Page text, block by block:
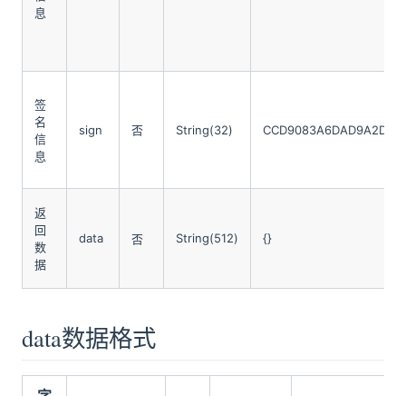
息
签
名
信
息
sign 否 String(32)
返
回
数
据
data 否 String(512) {}
data数据格式